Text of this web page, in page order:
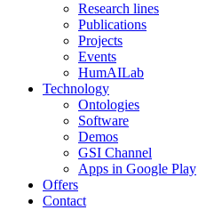
Research lines
Publications
Projects
Events
HumAILab
Technology
Ontologies
Software
Demos
GSI Channel
Apps in Google Play
Offers
Contact